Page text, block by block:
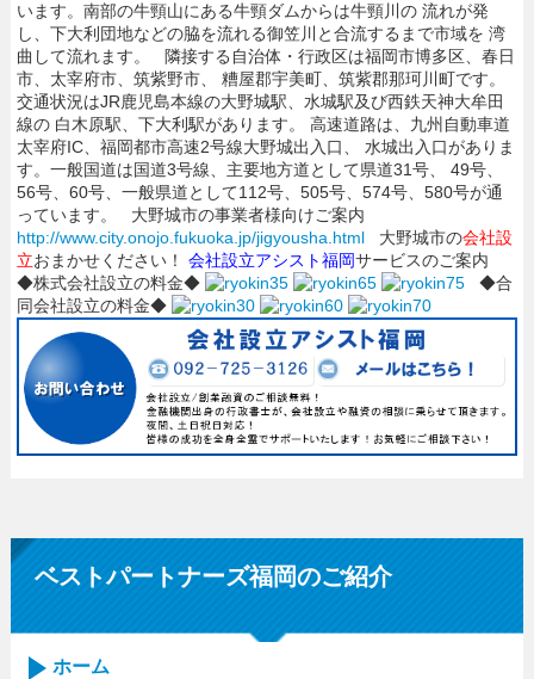
います。南部の牛頸山にある牛頸ダムからは牛頸川の 流れが発
し、下大利団地などの脇を流れる御笠川と合流するまで市域を 湾
曲して流れます。 隣接する自治体・行政区は福岡市博多区、春日
市、太宰府市、筑紫野市、 糟屋郡宇美町、筑紫郡那珂川町です。
交通状況はJR鹿児島本線の大野城駅、水城駅及び西鉄天神大牟田
線の 白木原駅、下大利駅があります。 高速道路は、九州自動車道
太宰府IC、福岡都市高速2号線大野城出入口、 水城出入口がありま
す。一般国道は国道3号線、主要地方道として県道31号、 49号、
56号、60号、一般県道として112号、505号、574号、580号が通
っています。 大野城市の事業者様向けご案内
http://www.city.onojo.fukuoka.jp/jigyousha.html大野城市の会社設
立おまかせください！ 会社設立アシスト福岡サービスのご案内
◆株式会社設立の料金◆
◆合
同会社設立の料金◆
ベストパートナーズ福岡のご紹介
ホーム